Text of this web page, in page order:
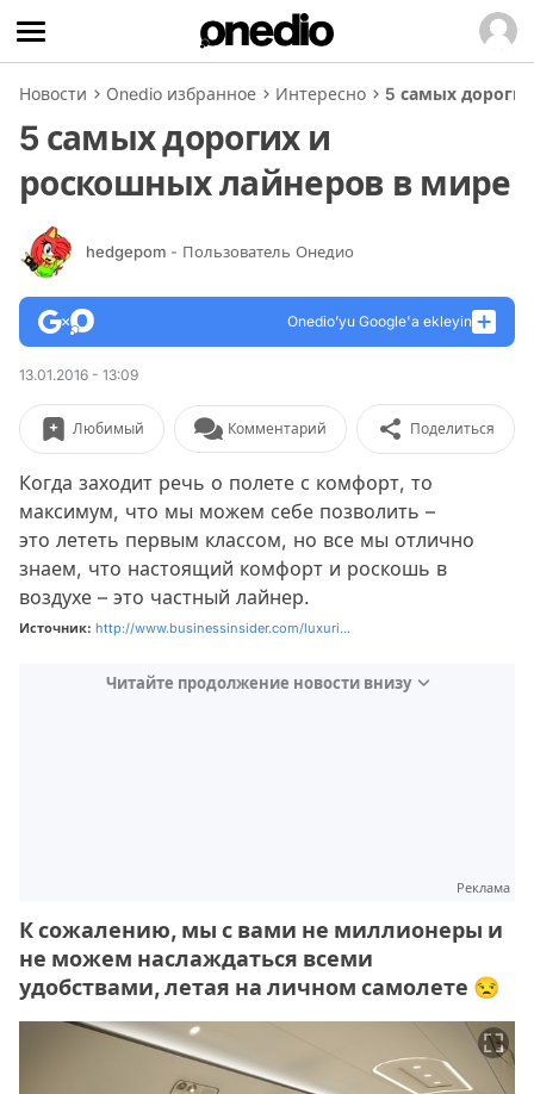
Новости Onedio избранное Интересно 5 самых
5 самых дорогих и
роскошных лайнеров в мире
hedgepom - Пользователь Онедио
Onedio’yu Google'a ekleyin
13.01.2016 - 13:09
Любимый Комментарий Поделиться
Когда заходит речь о полете с комфорт, то
максимум, что мы можем себе позволить –
это лететь первым классом, но все мы отлично
знаем, что настоящий комфорт и роскошь в
воздухе – это частный лайнер.
Источник: http://www.businessinsider.com/luxuri...
Читайте продолжение новости внизу
Реклама
К сожалению, мы с вами не миллионеры и
не можем наслаждаться всеми
удобствами, летая на личном самолете 😒